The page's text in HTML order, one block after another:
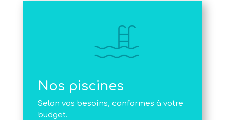
Nos piscines
Selon vos besoins, conformes à votre
budget.